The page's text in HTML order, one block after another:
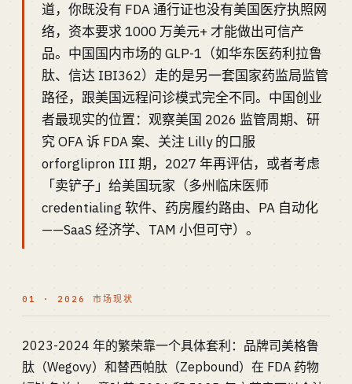
道，你既没有 FDA 通行证也没有美国医疗执照网
络，资本要求 1000 万美元+ 才能做出可信产
品。中国国内市场的 GLP-1（如华东医药利拉鲁
肽、信达 IBI362）走的是另一套国家药监局监管
路径，跟美国远程问诊模式完全不同。中国创业
者最现实的位置：观察美国 2026 监管周期、研
究 OFA 诉 FDA 案、关注 Lilly 的口服
orforglipron III 期，2027 年再评估，或者考虑
「卖铲子」给美国玩家（多州临床医师
credentialing 软件、药房履约路由、PA 自动化
——SaaS 经济学、TAM 小但可守）。
01 · 2026 市场现状
2023-2024 年的繁荣靠一个具体套利：品牌司美格鲁
肽（Wegovy）和替西帕肽（Zepbound）在 FDA 药物